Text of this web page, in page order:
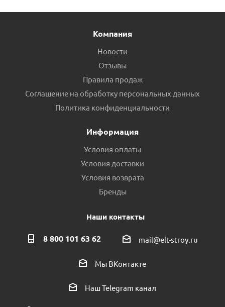
Компания
Новости
Отзывы
Правила продаж
Соглашение на обработку персональных данных
Политика конфиденциальности
Информация
Условия оплаты
Условия доставки
Условия возврата
Бренды
Наши контакты
8 800 101 63 62 mail@elt-stroy.ru
Мы ВКонтакте
Наш Telegram канал